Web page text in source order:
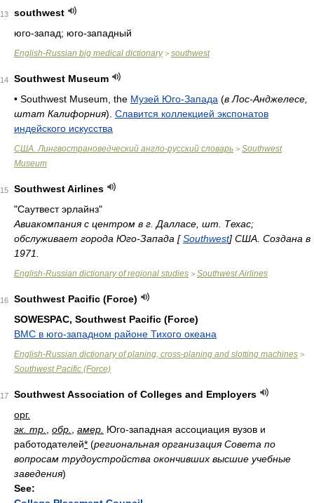
13
southwest
юго-запад; юго-западный
English-Russian big medical dictionary> southwest
14
Southwest Museum
• Southwest Museum, the Музей Юго-Запада (в Лос-Анджелесе,
штат Калифорния). Славится коллекцией экспонатов
индейского искусства
США. Лингвострановедческий англо-русский словарь > Southwest
Museum
15
Southwest Airlines
"Саутвест эрлайнз"
Авиакомпания с центром в г. Далласе, шт. Техас;
обслуживает города Юго-Запада [Southwest] США. Создана в
1971.
English-Russian dictionary of regional studies > Southwest Airlines
16
Southwest Pacific (Force)
SOWESPAC, Southwest Pacific (Force)
ВМС в юго-западном районе Тихого океана
English-Russian dictionary of planing, cross-planing and slotting machines >
Southwest Pacific (Force)
17
Southwest Association of Colleges and Employers
орг.
эк. тр.
обр. амер. Юго-западная ассоциация вузов и
работодателей* (региональная организация Совета по
вопросам трудоустройства окончивших высшие учебные
заведения)
See: